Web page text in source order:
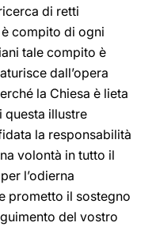
di retti
compito di ogni
tale compito è
dall’opera
la Chiesa è lieta
questa illustre
la responsabilità
volontà in tutto il
l’odierna
prometto il sostegno
del vostro